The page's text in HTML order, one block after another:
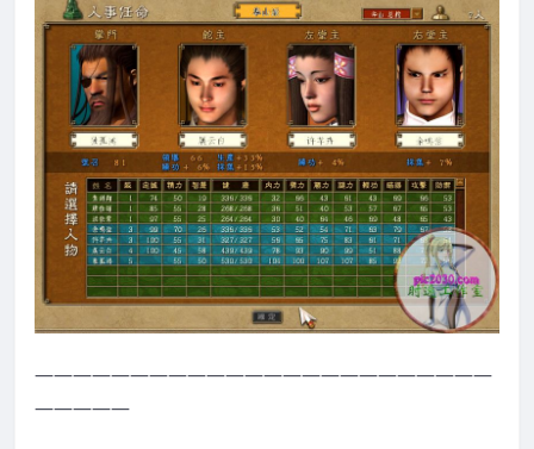
————————————————————————
—————